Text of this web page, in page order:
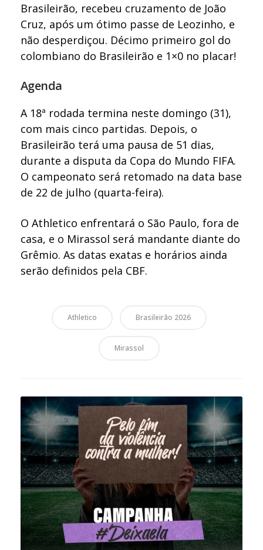
Brasileirão, recebeu cruzamento de João
Cruz, após um ótimo passe de Leozinho, e
não desperdiçou. Décimo primeiro gol do
colombiano do Brasileirão e 1×0 no placar!
Agenda
A 18ª rodada termina neste domingo (31),
com mais cinco partidas. Depois, o
Brasileirão terá uma pausa de 51 dias,
durante a disputa da Copa do Mundo FIFA.
O campeonato será retomado na data base
de 22 de julho (quarta-feira).
O Athletico enfrentará o São Paulo, fora de
casa, e o Mirassol será mandante diante do
Grêmio. As datas exatas e horários ainda
serão definidos pela CBF.
Athletico Brasileirão 2026
Mirassol